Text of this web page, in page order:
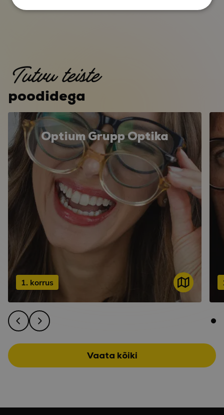
Tutvu teiste
poodidega
Optium Grupp Optika
1. korrus
Vaata kõiki